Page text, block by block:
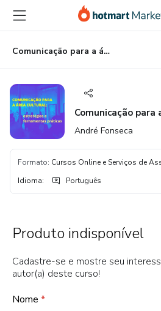
para
conteúdo
principal
para
pagamento
para
rodapé
Comunicação para a área cultural
Comunicação
André Fonseca
Formato: Cursos Online e Serviços de
Idioma: Português
Produto indisponível
Cadastre-se e mostre seu
autor(a) deste curso!
Nome *